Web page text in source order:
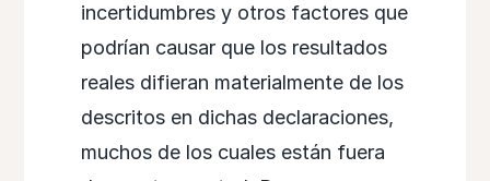
incertidumbres y otros factores que
podrían causar que los resultados
reales difieran materialmente de los
descritos en dichas declaraciones,
muchos de los cuales están fuera